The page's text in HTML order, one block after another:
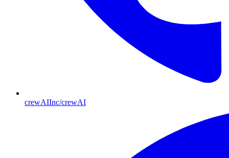
crewAIInc/crewAI